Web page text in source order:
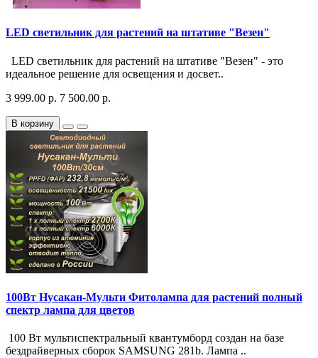
LED светильник для растений на штативе "Везен"
LED светильник для растений на штативе "Везен" - это
идеальное решение для освещения и досвет..
3 999.00 р. 7 500.00 р.
В корзину
100Вт Нусакан-Мульти Фитолампа для растений полный
спектр лампа для цветов
100 Вт мультиспектральный квантумборд создан на базе
бездрайверных сборок SAMSUNG 281b. Лампа ..